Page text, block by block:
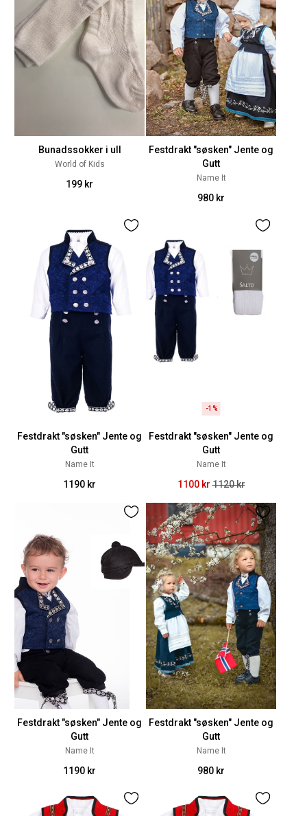
Bunadssokker i ull
World of Kids
199 kr
Festdrakt "søsken" Jente og
Gutt
Name It
980 kr
Festdrakt "søsken" Jente og
Gutt
Name It
1190 kr
-1%
Festdrakt "søsken" Jente og
Gutt
Name It
1100 kr 1120 kr
Festdrakt "søsken" Jente og
Gutt
Name It
1190 kr
Festdrakt "søsken" Jente og
Gutt
Name It
980 kr